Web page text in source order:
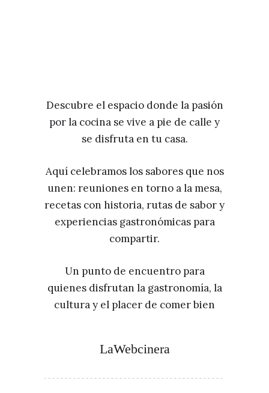
Descubre el espacio donde la pasión
por la cocina se vive a pie de calle y
se disfruta en tu casa.
Aquí celebramos los sabores que nos
unen: reuniones en torno a la mesa,
recetas con historia, rutas de sabor y
experiencias gastronómicas para
compartir.
Un punto de encuentro para
quienes disfrutan la gastronomía, la
cultura y el placer de comer bien
LaWebcinera